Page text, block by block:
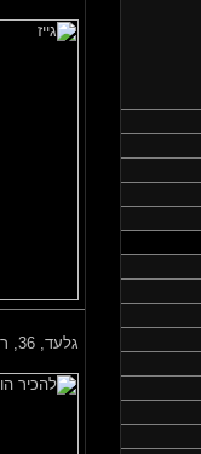
גלעד, 36, רמת גן